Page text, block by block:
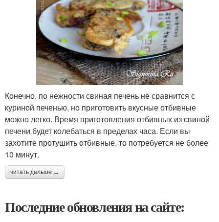
Конечно, по нежности свиная печень не сравнится с
куриной печенью, но приготовить вкусные отбивные
можно легко. Время приготовления отбивных из свиной
печени будет колебаться в пределах часа. Если вы
захотите протушить отбивные, то потребуется не более
10 минут.
читать дальше →
Последние обновления на сайте: